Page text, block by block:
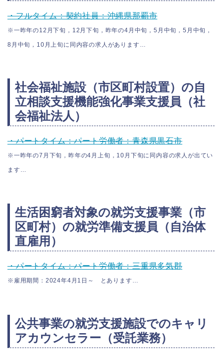
・フルタイム：契約社員：沖縄県那覇市
※一昨年の12月下旬，12月下旬，昨年の4月中旬，5月中旬，5月中旬，
8月中旬，10月上旬に同内容の求人があります…
社会福祉施設（市区町村設置）の自
立相談支援機能強化事業支援員（社
会福祉法人）
・パートタイム：パート労働者：青森県黒石市
※一昨年の7月下旬，昨年の4月上旬，10月下旬に同内容の求人が出てい
ます…
生活困窮者対象の就労支援事業（市
区町村）の就労準備支援員（自治体
直雇用）
・パートタイム：パート労働者：三重県多気郡
※雇用期間：2024年4月1日～ とあります…
公共事業の就労支援施設でのキャリ
アカウンセラー（受託業務）